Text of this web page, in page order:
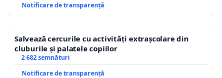
Notificare de transparență
Salvează cercurile cu activități extrașcolare din
cluburile și palatele copiilor
2 682 semnături
Notificare de transparență